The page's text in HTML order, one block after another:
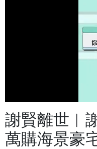
啟
效
2
1
%
謝賢離世︱
萬購海景豪